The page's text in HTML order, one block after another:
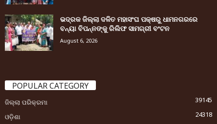
ଭଦ୍ରକ ଜିଲ୍ଲା ଦଳିତ ମହାସଂଘ ପକ୍ଷରୁ ଧାମନଗରରେ
ବନ୍ୟା ବିପନ୍ନଙ୍କୁ ରିଲିଫ ସାମଗ୍ରୀ ବଂଟନ
August 6, 2026
POPULAR CATEGORY
ଜିଲ୍ଲା ପରିକ୍ରମା
39145
ଓଡ଼ିଶା
24318